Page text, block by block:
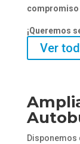
compromiso
¡Queremos
Ver
Disponemos